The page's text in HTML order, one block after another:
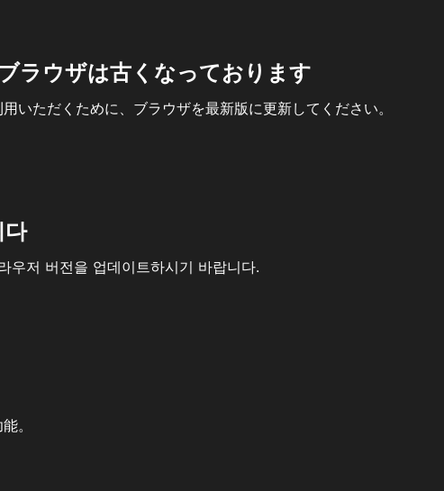
ラウザは古くなっております
いただくために、ブラウザを最新版に更新してください。
다
우저 버전을 업데이트하시기 바랍니다.
。